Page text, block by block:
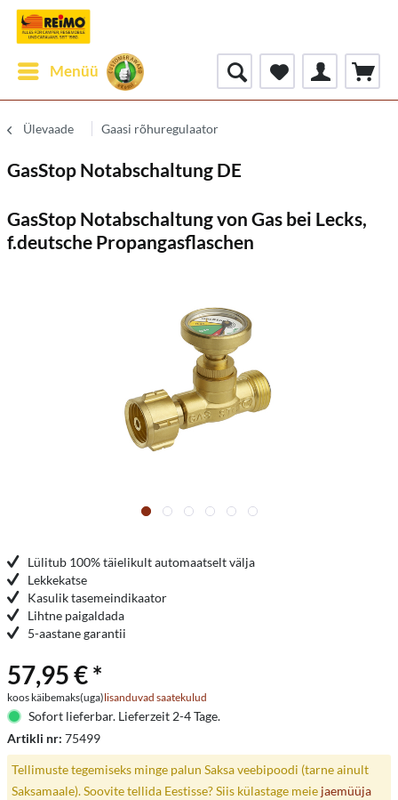
Menüü
Ülevaade Gaasi rõhuregulaator
GasStop Notabschaltung DE
GasStop Notabschaltung von Gas bei Lecks,
f.deutsche Propangasflaschen
Lülitub 100% täielikult automaatselt välja
Lekkekatse
Kasulik tasemeindikaator
Lihtne paigaldada
5-aastane garantii
57,95 € *
koos käibemaks(uga)lisanduvad saatekulud
Sofort lieferbar. Lieferzeit 2-4 Tage.
Artikli nr: 75499
Tellimuste tegemiseks minge palun Saksa veebipoodi (tarne ainult
Saksamaale). Soovite tellida Eestisse? Siis külastage meie jaemüüja